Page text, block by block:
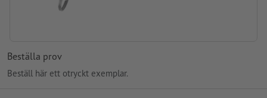
Beställa prov
Beställ här ett otryckt exemplar.